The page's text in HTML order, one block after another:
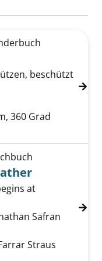
Erde anzeigen
beschützt
360 Grad
are the weather
at
Safran
Straus